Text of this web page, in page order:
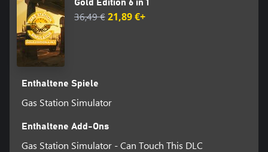
Gold Edition 6 in 1
36,49 €21,89 €+
Enthaltene Spiele
Gas Station Simulator
Enthaltene Add-Ons
Gas Station Simulator - Can Touch This DLC